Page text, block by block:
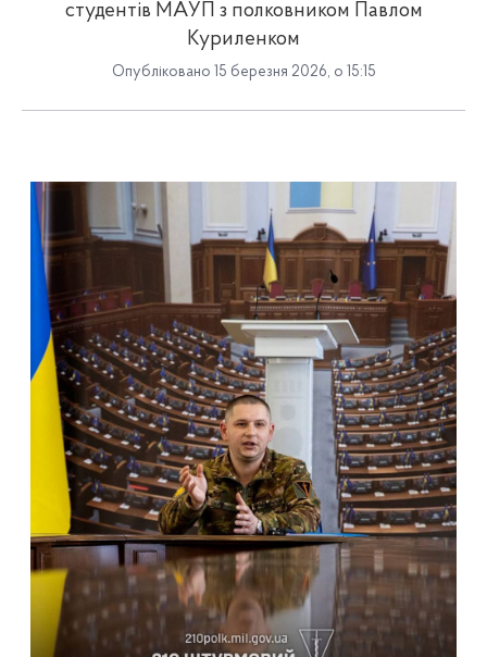
студентів МАУП з полковником Павлом
Куриленком
Опубліковано 15 березня 2026, о 15:15